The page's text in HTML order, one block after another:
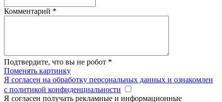
Комментарий *
Подтвердите, что вы не робот *
Поменять картинку
Я согласен на обработку персональных данных и ознакомлен
с политикой конфиденциальности
Я согласен получать рекламные и информационные